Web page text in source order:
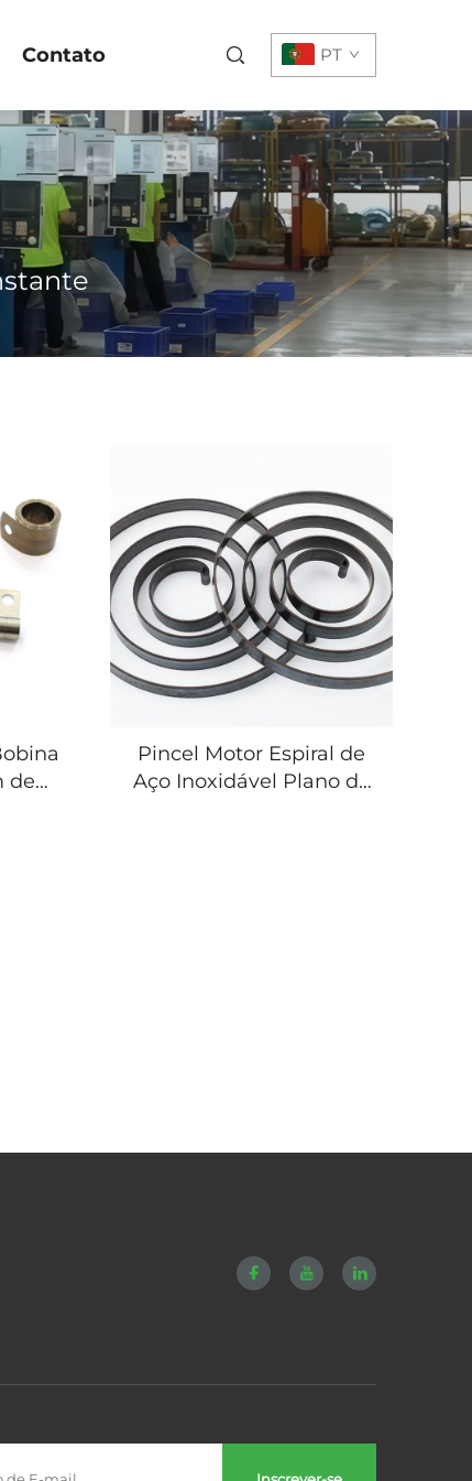
Contato PT
de
Pincel Motor Espiral de
Aço Inoxidável Plano da